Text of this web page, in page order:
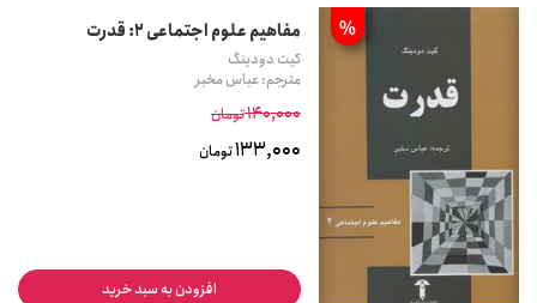
% مفاهیم علوم اجتماعی 2: قدرت
کیت دودینگ
مترجم: عباس مخبر
140,000تومان
133,000تومان
افزودن به سبد خرید